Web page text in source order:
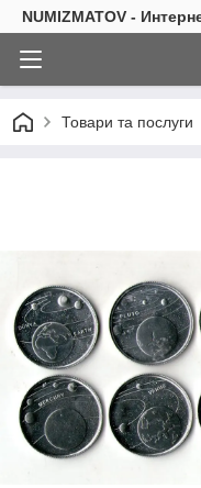
NUMIZMATOV -
Товари та послуги